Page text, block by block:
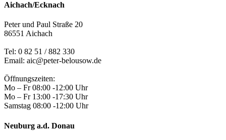
Aichach/Ecknach
Peter und Paul Straße 20
86551 Aichach
Tel: 0 82 51 / 882 330
Email: aic@peter-belousow.de
Öffnungszeiten:
Mo – Fr 08:00 -12:00 Uhr
Mo – Fr 13:00 -17:30 Uhr
Samstag 08:00 -12:00 Uhr
Neuburg a.d. Donau